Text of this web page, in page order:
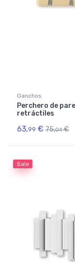
Ganchos
Perchero de
retráctiles
63,99 € 75,04 €
Sale